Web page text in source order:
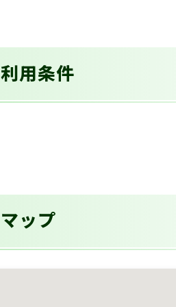
利用条件
マップ